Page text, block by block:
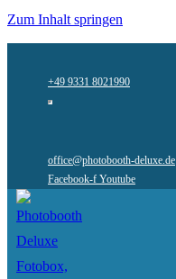
Zum Inhalt springen
+49 9331 8021990
office@photobooth-deluxe.de
Facebook-f Youtube